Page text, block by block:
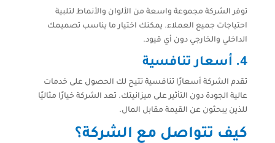
توفر الشركة مجموعة واسعة من الألوان والأنماط لتلبية
احتياجات جميع العملاء. يمكنك اختيار ما يناسب تصميمك
الداخلي والخارجي دون أي قيود.
4. أسعار تنافسية
تقدم الشركة أسعارًا تنافسية تتيح لك الحصول على خدمات
عالية الجودة دون التأثير على ميزانيتك. تعد الشركة خيارًا مثاليًا
للذين يبحثون عن القيمة مقابل المال.
كيف تتواصل مع الشركة؟